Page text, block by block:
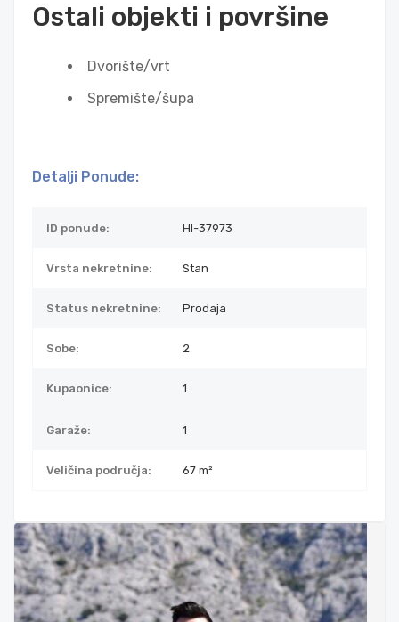
Ostali objekti i površine
Dvorište/vrt
Spremište/šupa
Detalji Ponude:
ID ponude: HI-37973
Vrsta nekretnine: Stan
Status nekretnine: Prodaja
Sobe: 2
Kupaonice: 1
Garaže: 1
Veličina područja: 67 m²